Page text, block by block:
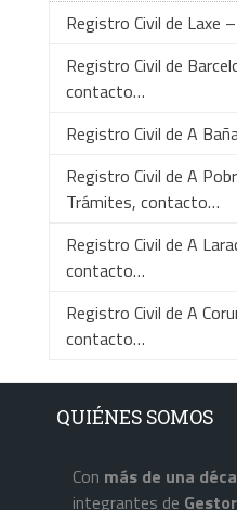
Registro Civil de Laxe
Registro Civil de
contacto…
Registro Civil de A
Registro Civil de A
Trámites, contacto…
Registro Civil de A
contacto…
Registro Civil de A
contacto…
QUIÉNES SOMOS
Con más de una
integrantes de